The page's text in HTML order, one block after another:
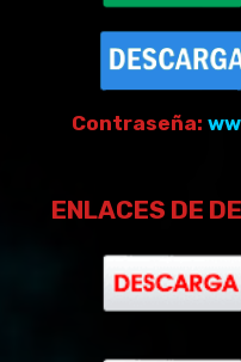
Contraseña:
ENLACES DE